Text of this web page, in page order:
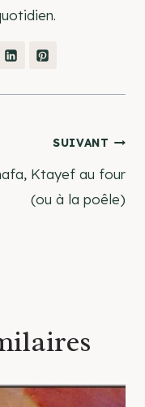
SUIVANT
Ktayef au four
(ou à la poêle)